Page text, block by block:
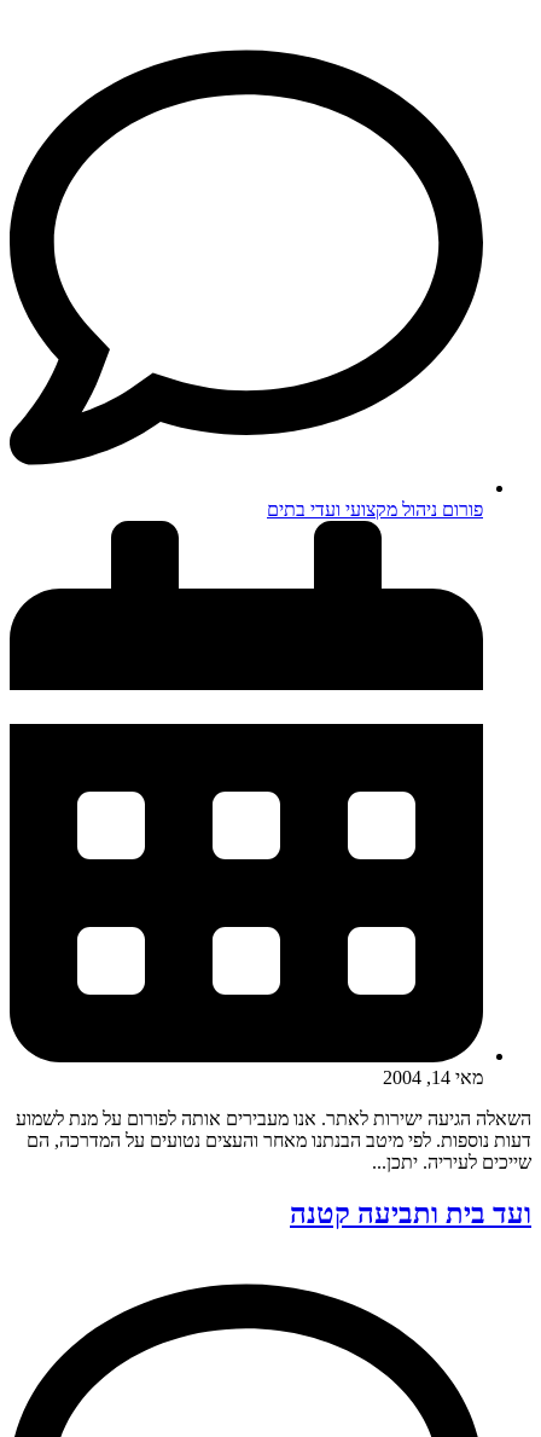
פורום ניהול מקצועי ועדי בתים
מאי 14, 2004
השאלה הגיעה ישירות לאתר. אנו מעבירים אותה לפורום על מנת לשמוע
דעות נוספות. לפי מיטב הבנתנו מאחר והעצים נטועים על המדרכה, הם
שייכים לעיריה. יתכן...
ועד בית ותביעה קטנה